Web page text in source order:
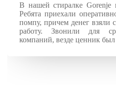
В нашей стиралке Gorenje
Ребята приехали
помпу, причем денег взяли
работу. Звонили для
компаний, везде ценник